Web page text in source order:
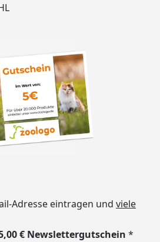
Adresse eintragen und viele
€ Newslettergutschein *